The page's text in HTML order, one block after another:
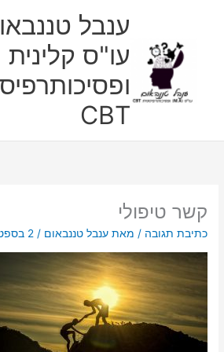
ענבל
עו"ס קלינית
CBT
קשר טיפולי
כתיבת תגובה / מאתענבל טננבאום/2 בספטמבר 2019